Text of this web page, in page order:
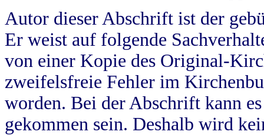
Autor dieser Abschrift ist der
Er weist auf folgende
von einer Kopie des Original-
zweifelsfreie Fehler im
worden. Bei der Abschrift kann
gekommen sein. Deshalb wird